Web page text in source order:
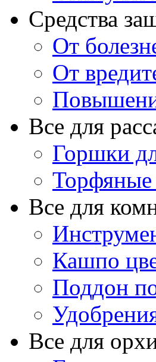
Средства
От
От
Все для
Горшки
Все для
Кашпо
Поддон
Все для